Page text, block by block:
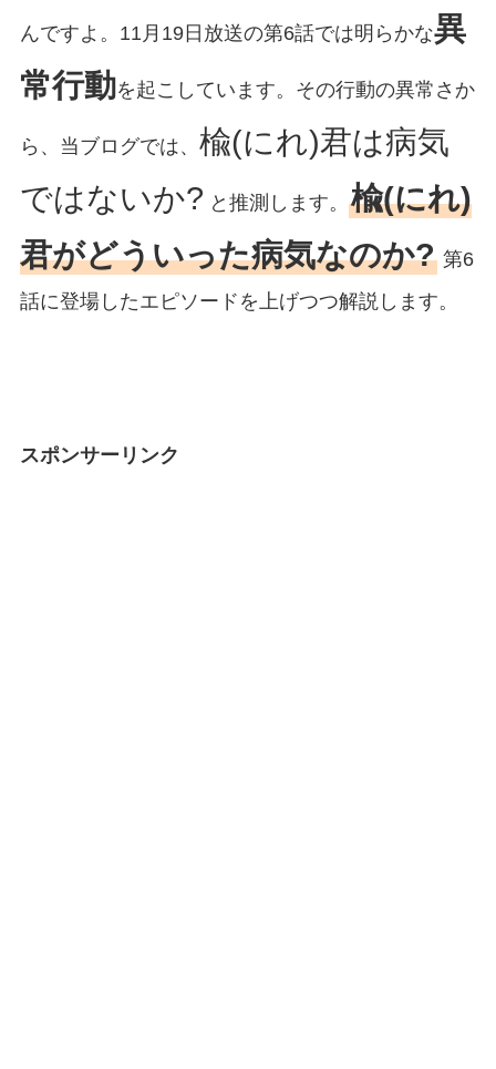
んですよ。11月19日放送の第6話では明らかな異
常行動を起こしています。その行動の異常さか
ら、当ブログでは、 楡(にれ)君は病気
ではないか? と推測します。 楡(にれ)
君がどういった病気なのか?第6
話に登場したエピソードを上げつつ解説します。
スポンサーリンク